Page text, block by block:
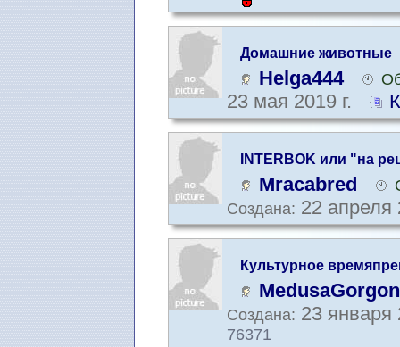
Домашние животные
Helga444
23 мая 2019 г.
INTERBOK или "на
Mracabred
Создана: 22 апреля
Культурное
MedusaGorgon
Создана: 23 января
76371